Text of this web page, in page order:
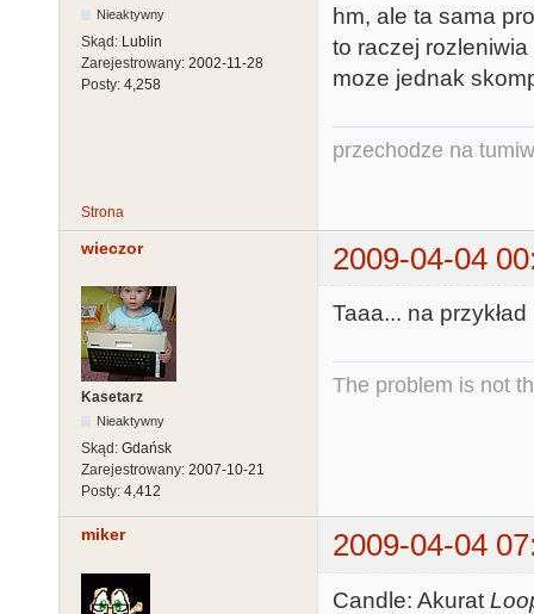
Nieaktywny
Skąd: Lublin
Zarejestrowany: 2002-11-28
Posty: 4,258
hm, ale ta sama
to raczej
moze jednak
przechodze na
Strona
wieczor 2009-04-04
Kasetarz
Nieaktywny
Skąd: Gdańsk
Zarejestrowany: 2007-10-21
Posty: 4,412
Taaa... na
The problem is not
miker 2009-04-04
Candle: Akurat